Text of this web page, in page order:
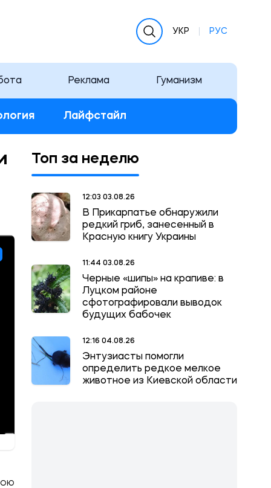
УКР РУС
Реклама Гуманизм
Лайфстайл
Топ за неделю
12:03 03.08.26
В Прикарпатье обнаружили
редкий гриб, занесенный в
Красную книгу Украины
11:44 03.08.26
Черные «шипы» на крапиве: в
Луцком районе
сфотографировали выводок
будущих бабочек
12:16 04.08.26
Энтузиасты помогли
определить редкое мелкое
животное из Киевской области